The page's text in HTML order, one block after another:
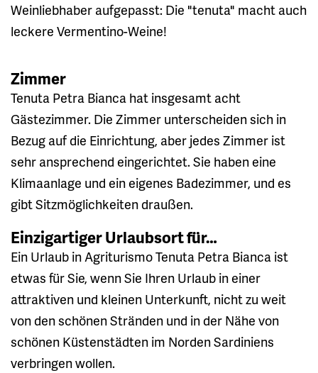
Weinliebhaber aufgepasst: Die "tenuta" macht auch
leckere Vermentino-Weine!
Zimmer
Tenuta Petra Bianca hat insgesamt acht
Gästezimmer. Die Zimmer unterscheiden sich in
Bezug auf die Einrichtung, aber jedes Zimmer ist
sehr ansprechend eingerichtet. Sie haben eine
Klimaanlage und ein eigenes Badezimmer, und es
gibt Sitzmöglichkeiten draußen.
Einzigartiger Urlaubsort für…
Ein Urlaub in Agriturismo Tenuta Petra Bianca ist
etwas für Sie, wenn Sie Ihren Urlaub in einer
attraktiven und kleinen Unterkunft, nicht zu weit
von den schönen Stränden und in der Nähe von
schönen Küstenstädten im Norden Sardiniens
verbringen wollen.